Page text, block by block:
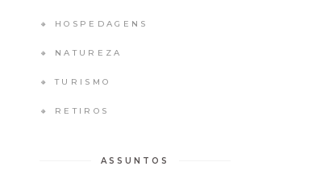
🔸 HOSPEDAGENS
🔸 NATUREZA
🔸 TURISMO
🔸 RETIROS
ASSUNTOS